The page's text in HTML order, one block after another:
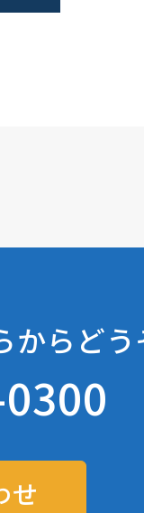
からど
せ